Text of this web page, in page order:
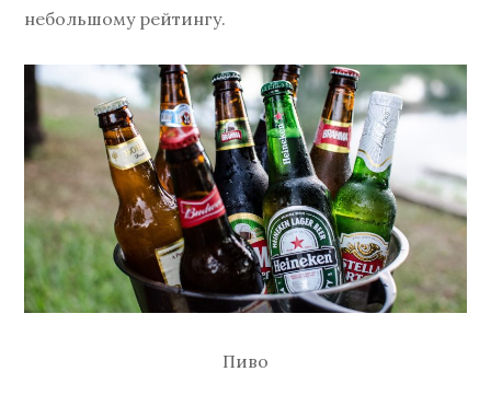
небольшому рейтингу.
Пиво